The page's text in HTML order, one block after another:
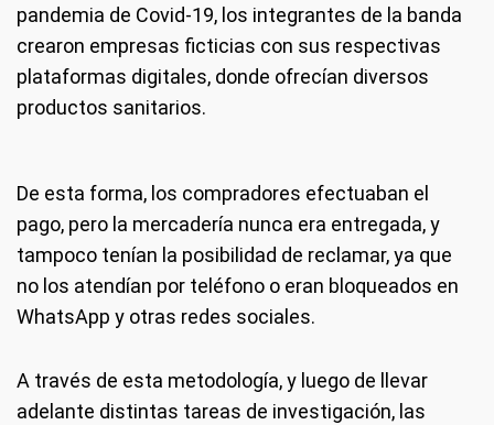
pandemia de Covid-19, los integrantes de la banda
crearon empresas ficticias con sus respectivas
plataformas digitales, donde ofrecían diversos
productos sanitarios.
De esta forma, los compradores efectuaban el
pago, pero la mercadería nunca era entregada, y
tampoco tenían la posibilidad de reclamar, ya que
no los atendían por teléfono o eran bloqueados en
WhatsApp y otras redes sociales.
A través de esta metodología, y luego de llevar
adelante distintas tareas de investigación, las